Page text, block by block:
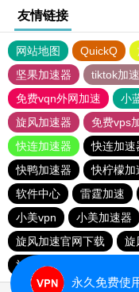
友情链接
网站地图 QuickQ
坚果加速器
tiktok加
免费vqn外网加速
小
旋风加速器
免费vps
快连加速器
快连加速
快鸭加速器
快柠檬加
软件中心
雷霆加速
小美vpn
小美加速器
旋风加速官网下载
旋
旋风加速官网下载
永久免费使